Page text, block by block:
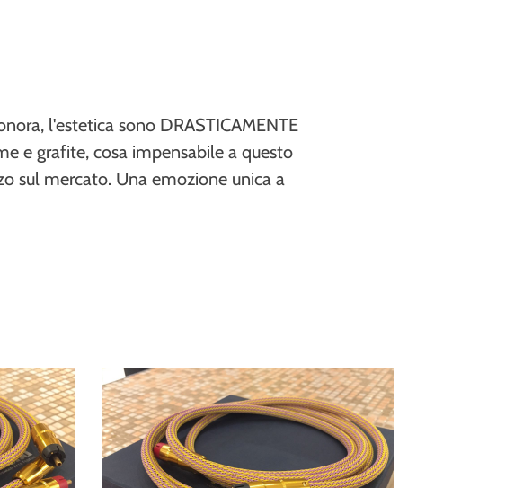
l'estetica sono DRASTICAMENTE
e grafite, cosa impensabile a questo
sul mercato. Una emozione unica a